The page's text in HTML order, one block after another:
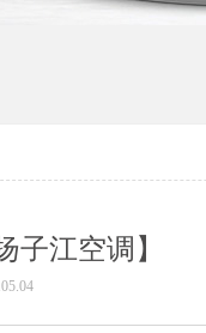
江空调】